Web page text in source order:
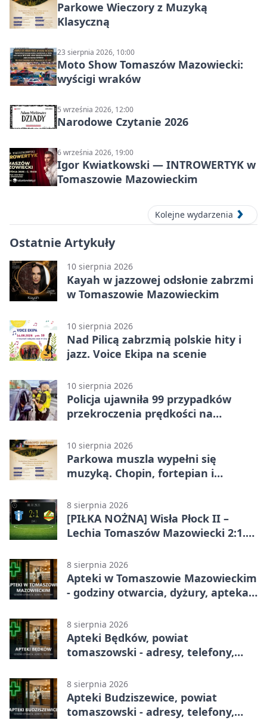
Parkowe Wieczory z Muzyką
Klasyczną
23 sierpnia 2026, 10:00
Moto Show Tomaszów Mazowiecki:
wyścigi wraków
5 września 2026, 12:00
Narodowe Czytanie 2026
6 września 2026, 19:00
Igor Kwiatkowski — INTROWERTYK w
Tomaszowie Mazowieckim
Kolejne wydarzenia
Ostatnie Artykuły
10 sierpnia 2026
Kayah w jazzowej odsłonie zabrzmi
w Tomaszowie Mazowieckim
10 sierpnia 2026
Nad Pilicą zabrzmią polskie hity i
jazz. Voice Ekipa na scenie
10 sierpnia 2026
Policja ujawniła 99 przypadków
przekroczenia prędkości na
10 sierpnia 2026
Parkowa muszla wypełni się
muzyką. Chopin, fortepian i
8 sierpnia 2026
[PIŁKA NOŻNA] Wisła Płock II –
Lechia Tomaszów Mazowiecki 2:1.
w Betclic 3. Lidze Grupa 1 (Grupa I)
8 sierpnia 2026
Apteki w Tomaszowie Mazowieckim
- godziny otwarcia, dyżury, apteka
8 sierpnia 2026
Apteki Będków, powiat
tomaszowski - adresy, telefony,
8 sierpnia 2026
Apteki Budziszewice, powiat
tomaszowski - adresy, telefony,